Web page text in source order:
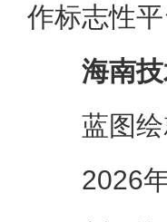
作标志性平
海南
蓝图绘
2026